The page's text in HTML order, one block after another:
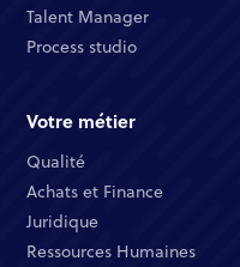
Talent Manager​
Process studio
Votre métier
Qualité​
Achats et Finance ​
Juridique​​
Ressources Humaines​